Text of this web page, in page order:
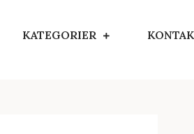
KATEGORIER